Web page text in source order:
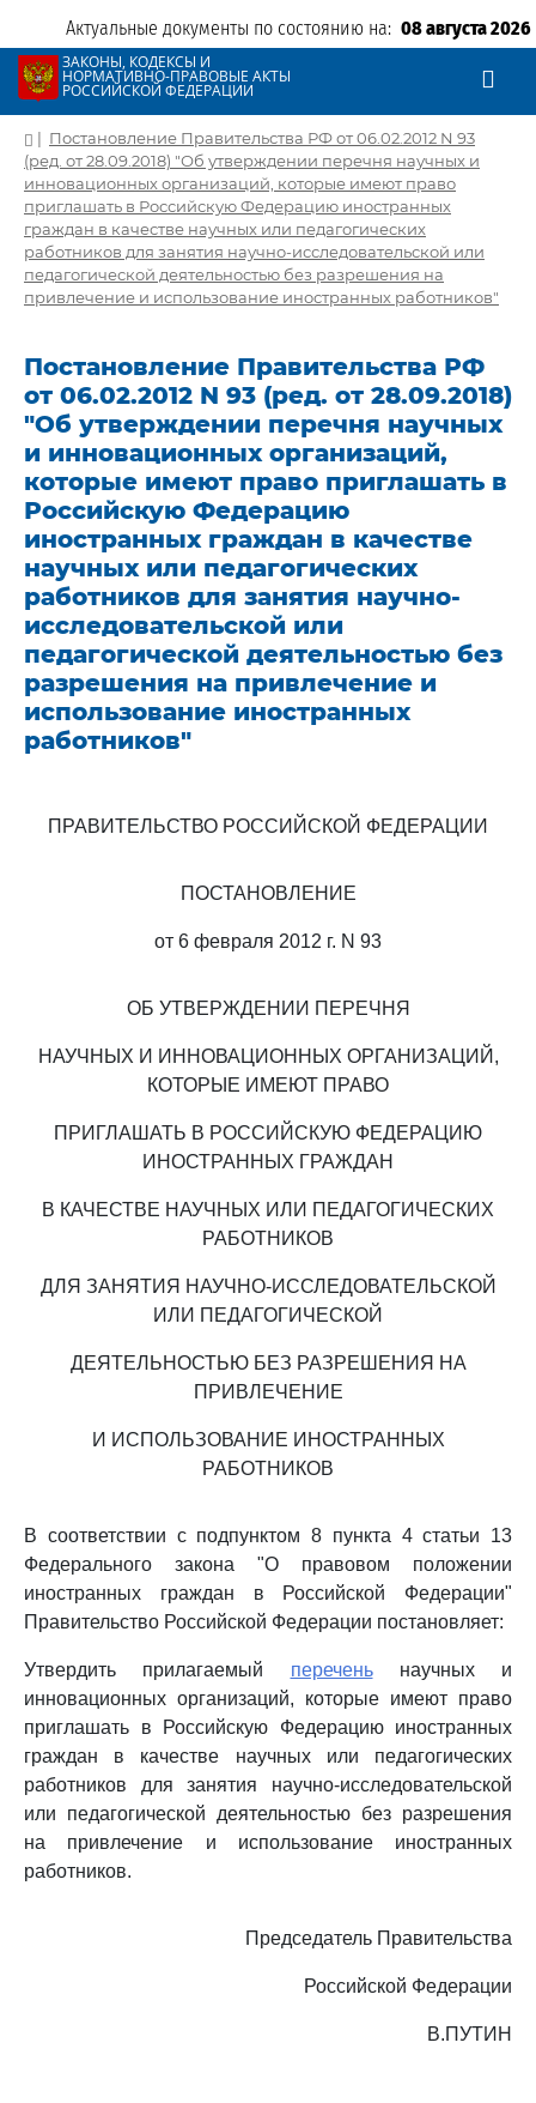
Актуальные документы по состоянию на: 08 августа 2026
ЗАКОНЫ, КОДЕКСЫ И
НОРМАТИВНО-ПРАВОВЫЕ АКТЫ
РОССИЙСКОЙ ФЕДЕРАЦИИ
| Постановление Правительства РФ от 06.02.2012 N 93
(ред. от 28.09.2018) "Об утверждении перечня научных и
инновационных организаций, которые имеют право
приглашать в Российскую Федерацию иностранных
граждан в качестве научных или педагогических
работников для занятия научно-исследовательской или
педагогической деятельностью без разрешения на
привлечение и использование иностранных работников"
Постановление Правительства РФ
от 06.02.2012 N 93 (ред. от 28.09.2018)
"Об утверждении перечня научных
и инновационных организаций,
которые имеют право приглашать в
Российскую Федерацию
иностранных граждан в качестве
научных или педагогических
работников для занятия научно-
исследовательской или
педагогической деятельностью без
разрешения на привлечение и
использование иностранных
работников"
ПРАВИТЕЛЬСТВО РОССИЙСКОЙ ФЕДЕРАЦИИ
ПОСТАНОВЛЕНИЕ
от 6 февраля 2012 г. N 93
ОБ УТВЕРЖДЕНИИ ПЕРЕЧНЯ
НАУЧНЫХ И ИННОВАЦИОННЫХ ОРГАНИЗАЦИЙ,
КОТОРЫЕ ИМЕЮТ ПРАВО
ПРИГЛАШАТЬ В РОССИЙСКУЮ ФЕДЕРАЦИЮ
ИНОСТРАННЫХ ГРАЖДАН
В КАЧЕСТВЕ НАУЧНЫХ ИЛИ ПЕДАГОГИЧЕСКИХ
РАБОТНИКОВ
ДЛЯ ЗАНЯТИЯ НАУЧНО-ИССЛЕДОВАТЕЛЬСКОЙ
ИЛИ ПЕДАГОГИЧЕСКОЙ
ДЕЯТЕЛЬНОСТЬЮ БЕЗ РАЗРЕШЕНИЯ НА
ПРИВЛЕЧЕНИЕ
И ИСПОЛЬЗОВАНИЕ ИНОСТРАННЫХ
РАБОТНИКОВ
В соответствии с подпунктом 8 пункта 4 статьи 13
Федерального закона "О правовом положении
иностранных граждан в Российской Федерации"
Правительство Российской Федерации постановляет:
Утвердить прилагаемый переченьнаучных и
инновационных организаций, которые имеют право
приглашать в Российскую Федерацию иностранных
граждан в качестве научных или педагогических
работников для занятия научно-исследовательской
или педагогической деятельностью без разрешения
на привлечение и использование иностранных
работников.
Председатель Правительства
Российской Федерации
В.ПУТИН